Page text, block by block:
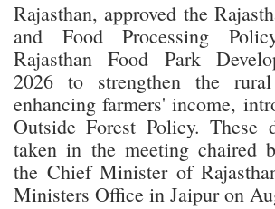
Rajasthan, approved the
and Food Processing
Rajasthan Food Park
2026 to strengthen the
enhancing farmers' income,
Outside Forest Policy. These
taken in the meeting chaired
the Chief Minister of
Ministers Office in Jaipur on